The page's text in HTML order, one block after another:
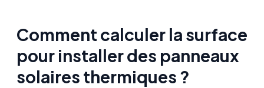
Comment calculer la surface
pour installer des panneaux
solaires thermiques ?